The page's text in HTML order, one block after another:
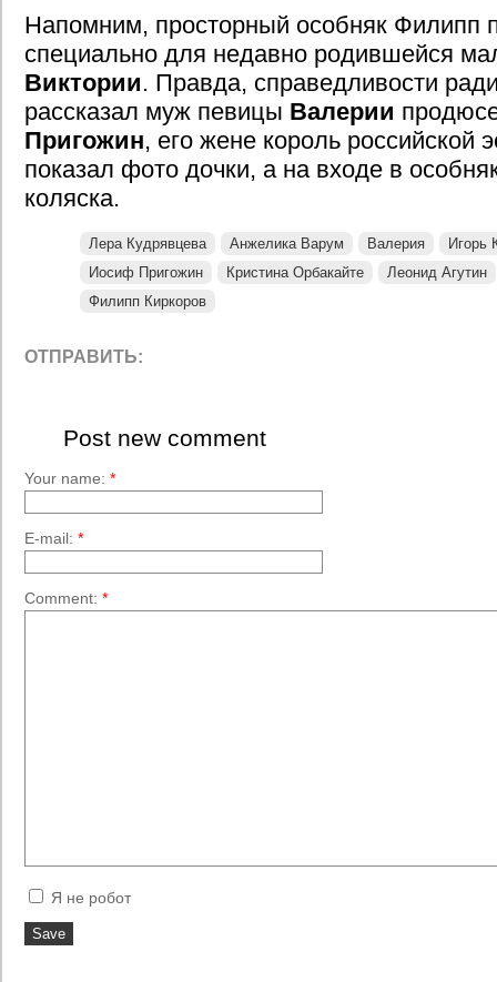
Напомним, просторный особняк Филипп
специально для недавно родившейся
Виктории. Правда, справедливости
рассказал муж певицы Валерии
Пригожин, его жене король российской
показал фото дочки, а на входе в
коляска.
Лера Кудрявцева Анжелика Варум Валерия
Игорь
Иосиф Пригожин
Кристина Орбакайте
Леонид Агутин
Филипп Киркоров
ОТПРАВИТЬ:
Post new comment
Your name: *
E-mail: *
Comment: *
Я не робот